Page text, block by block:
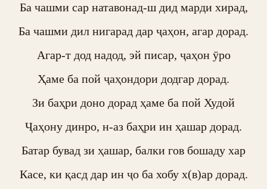
Ба чашми сар натавонад-ш дид марди хирад,
Ба чашми дил нигарад дар ҷаҳон, агар дорад.
Агар-т дод надод, эй писар, ҷаҳон ӯро
Ҳаме ба пой ҷаҳондори додгар дорад.
Зи баҳри доно дорад ҳаме ба пой Худой
Ҷаҳону динро, н-аз баҳри ин ҳашар дорад.
Батар бувад зи ҳашар, балки гов бошаду хар
Касе, ки қасд дар ин ҷо ба хобу х(в)ар дорад.